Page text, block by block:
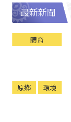
最新新聞
體育
原鄉 環境